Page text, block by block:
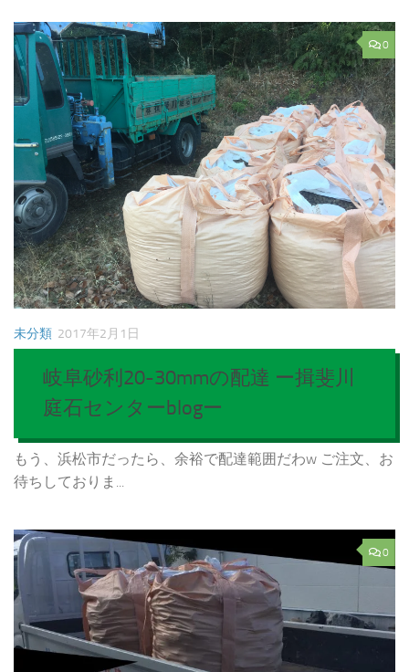
0
未分類 2017年2月1日
岐阜砂利20-30mmの配達 ー揖斐川
庭石センターblogー
もう、浜松市だったら、余裕で配達範囲だわw ご注文、お
待ちしておりま...
0